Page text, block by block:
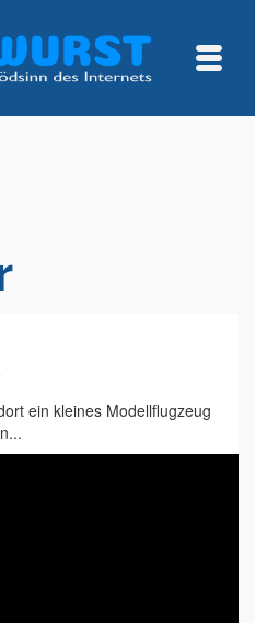
ein kleines Modellflugzeug